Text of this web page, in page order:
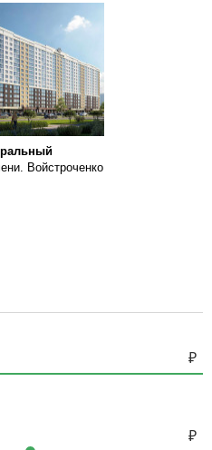
Войстроченко